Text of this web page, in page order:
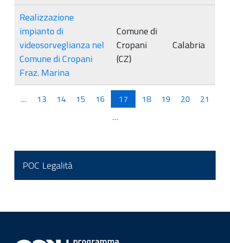
Realizzazione
impianto di
videosorveglianza nel
Comune di Cropani
Fraz. Marina
Comune di
Cropani
(CZ)
Calabria
… 13 14 15 16 17 18 19 20
21
…
POC Legalità